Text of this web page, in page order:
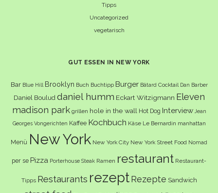
Tipps
Uncategorized
vegetarisch
GUT ESSEN IN NEW YORK
Bar Blue Hill Brooklyn Buch Buchtipp Burger Bâtard Cocktail Dan Barber
Daniel Boulud daniel humm Eckart Witzigmann Eleven
madison park grillen hole in the wall Hot Dog Interview Jean
Georges Vongerichten Kaffee Kochbuch Käse Le Bernardin manhattan
Menü New York New York City New York Street Food Nomad
per se Pizza Porterhouse Steak Ramen restaurant Restaurant-
Tipps Restaurants rezept Rezepte Sandwich